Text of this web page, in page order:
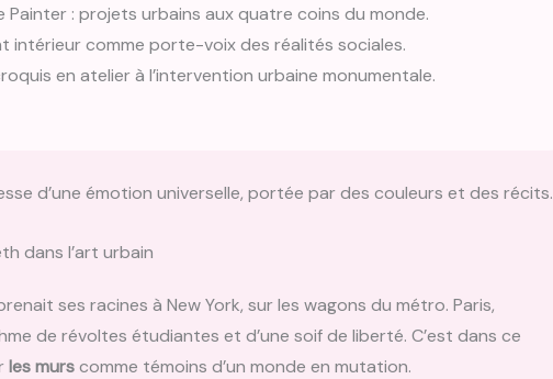
Painter : projets urbains aux quatre coins du monde.
intérieur comme porte-voix des réalités sociales.
en atelier à l’intervention urbaine monumentale.
d’une émotion universelle, portée par des couleurs et des récits.
dans l’art urbain
ses racines à New York, sur les wagons du métro. Paris,
de révoltes étudiantes et d’une soif de liberté. C’est dans ce
les murscomme témoins d’un monde en mutation.